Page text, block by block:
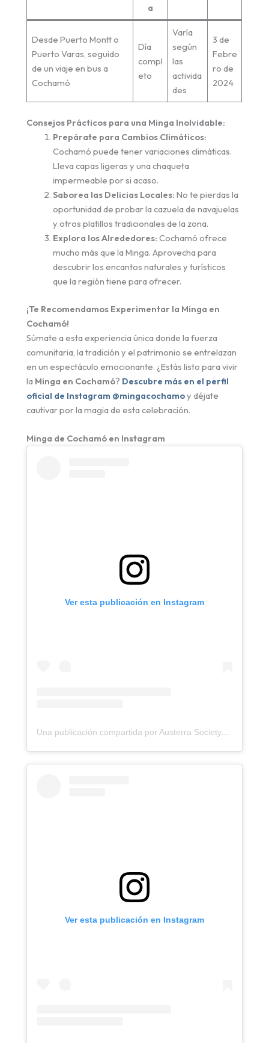
a
Desde Puerto Montt o
Puerto Varas, seguido
de un viaje en bus a
Cochamó
Día
compl
eto
Varía
según
las
activida
des
3 de
Febre
ro de
2024
Consejos Prácticos para una Minga Inolvidable:
Prepárate para Cambios Climáticos:
Cochamó puede tener variaciones climáticas.
Lleva capas ligeras y una chaqueta
impermeable por si acaso.
Saborea las Delicias Locales: No te pierdas la
oportunidad de probar la cazuela de navajuelas
y otros platillos tradicionales de la zona.
Explora los Alrededores: Cochamó ofrece
mucho más que la Minga. Aprovecha para
descubrir los encantos naturales y turísticos
que la región tiene para ofrecer.
¡Te Recomendamos Experimentar la Minga en
Cochamó!
Súmate a esta experiencia única donde la fuerza
comunitaria, la tradición y el patrimonio se entrelazan
en un espectáculo emocionante. ¿Estás listo para vivir
la Minga en Cochamó? Descubre más en el perfil
oficial de Instagram @mingacochamoy déjate
cautivar por la magia de esta celebración.
Minga de Cochamó en Instagram
Ver esta publicación en Instagram
Una publicación compartida por Austerra Society® (@austerra_society)
Ver esta publicación en Instagram